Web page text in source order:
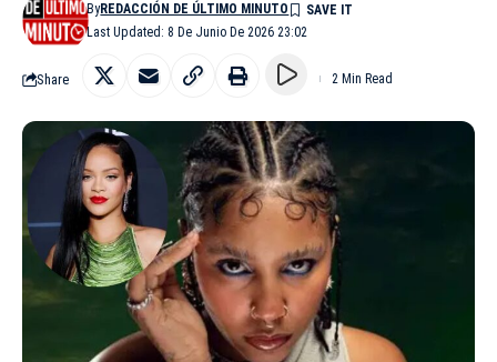
Last Updated: 8 De Junio De 2026 23:02
ByREDACCIÓN DE ÚLTIMO MINUTO
Share 2 Min Read